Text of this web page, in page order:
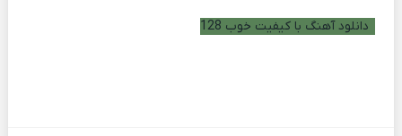
دانلود آهنگ با کیفیت خوب 128